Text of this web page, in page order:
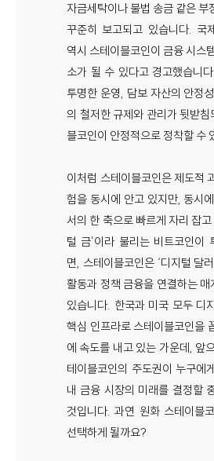
자금세탁이나 불법 송금 같은 부
꾸준히 보고되고 있습니다. 국
역시 스테이블코인이 금융 시스
소가 될 수 있다고 경고했습니
투명한 운영, 담보 자산의 안정
의 철저한 규제와 관리가 뒷받침
블코인이 안정적으로 정착할 수
이처럼 스테이블코인은 제도적
험을 동시에 안고 있지만, 동시
서의 한 축으로 빠르게 자리 잡고
털 금’이라 불리는 비트코인이
면, 스테이블코인은 ‘디지털 달
활동과 정책 금융을 연결하는
있습니다. 한국과 미국 모두 디
핵심 인프라로 스테이블코인을
에 속도를 내고 있는 가운데, 앞
테이블코인의 주도권이 누구에
내 금융 시장의 미래를 결정할
것입니다. 과연 원화 스테이블
선택하게 될까요?